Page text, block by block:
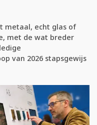
metaal, echt glas of
met de wat breder
van 2026 stapsgewijs